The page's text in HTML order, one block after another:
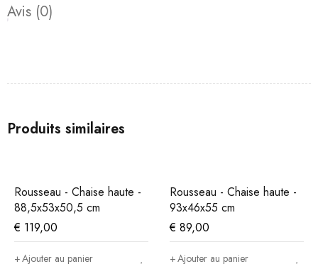
Avis (0)
Produits similaires
Rousseau - Chaise haute -
88,5x53x50,5 cm
€ 119,00
Ajouter au panier
Rousseau - Chaise haute -
93x46x55 cm
€ 89,00
Ajouter au panier